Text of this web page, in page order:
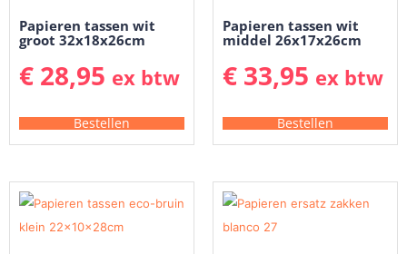
Papieren tassen wit
groot 32x18x26cm
€ 28,95 ex btw
Bestellen
Papieren tassen wit
middel 26x17x26cm
€ 33,95 ex btw
Bestellen